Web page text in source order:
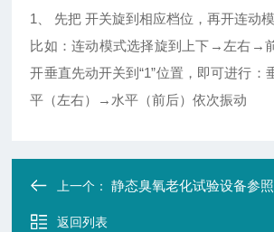
1、 先把 开关旋到相应档位，再开连动
比如：连动模式选择旋到上下→左右→
开垂直先动开关到“1”位置，即可进行
平（左右）→水平（前后）依次振动
上一个：静态臭氧老化试验设备参
返回列表